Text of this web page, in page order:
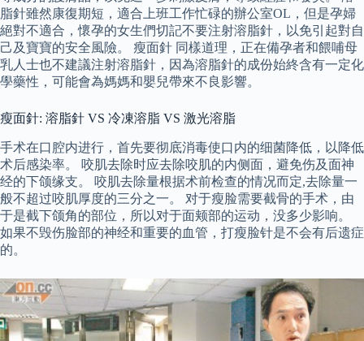
脂針雖然康復期短，適合上班工作忙碌的辦公室OL，但是孕婦
絕對不適合，懷孕的女生們切記不要注射溶脂針，以免引起對自
己及寶寶的安全風險。 瘦面針 同樣道理，正在備孕者和餵哺母
乳人士也不建議注射溶脂針，因為溶脂針的成份始終含有一定化
學藥性，可能會為媽媽和嬰兒帶來不良影響。
瘦面針: 溶脂針 VS 冷凍溶脂 VS 激光溶脂
手术在口腔内进行，首先要彻底消毒使口内的细菌降低，以降低
术后感染率。 咬肌去除时应去除咬肌的内侧面，避免伤及面神
经的下颌缘支。 咬肌去除量根据术前检查的情况而定,去除量一
般不超过咬肌厚度的三分之一。 对于瘦脸需要截骨的手术，由
于是截下颌角的部位，所以对于面颊部的运动，没多少影响。
如果不毁伤脸部的神经和重要的血管，打瘦脸针是不会有后遗症
的。